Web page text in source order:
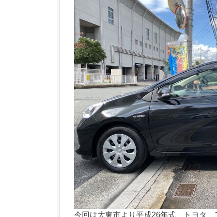
今回は大東市より平成26年式 トヨタ